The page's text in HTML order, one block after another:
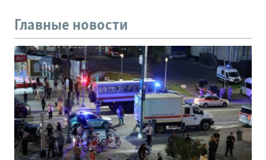
Главные новости